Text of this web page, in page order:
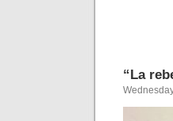
“La